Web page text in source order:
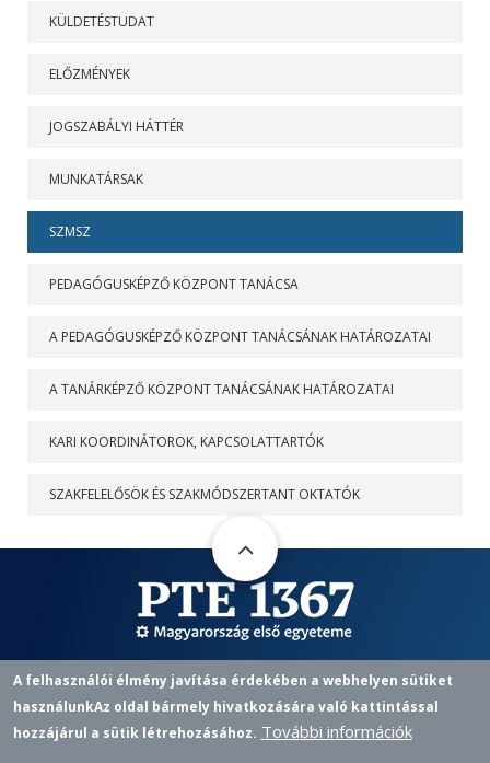
KÜLDETÉSTUDAT
ELŐZMÉNYEK
JOGSZABÁLYI HÁTTÉR
MUNKATÁRSAK
SZMSZ
PEDAGÓGUSKÉPZŐ KÖZPONT TANÁCSA
A PEDAGÓGUSKÉPZŐ KÖZPONT TANÁCSÁNAK HATÁROZATAI
A TANÁRKÉPZŐ KÖZPONT TANÁCSÁNAK HATÁROZATAI
KARI KOORDINÁTOROK, KAPCSOLATTARTÓK
SZAKFELELŐSÖK ÉS SZAKMÓDSZERTANT OKTATÓK
Pedagógusképző Központ
7622 PÉCS, VASVÁRI P. U. 4.
PHONE
+36 72 501 500 / 12433 | EMAIL
PKKOZPONT@PTE.HU
A felhasználói élmény javítása érdekében a webhelyen sütiket
használunkAz oldal bármely hivatkozására való kattintással
hozzájárul a sütik létrehozásához. További információk